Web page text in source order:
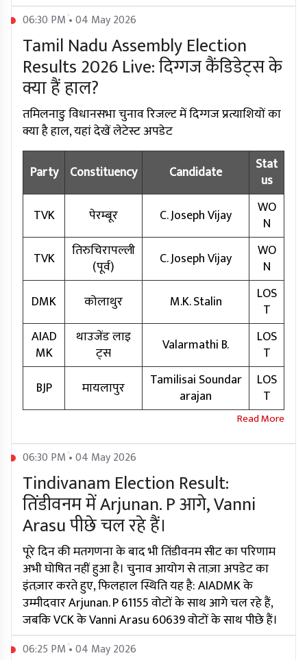
06:30 PM • 04 May 2026
Tamil Nadu Assembly Election
Results 2026 Live: दिग्गज कैंडिडेट्स के
क्या हैं हाल?
तमिलनाडु विधानसभा चुनाव रिजल्ट में दिग्गज प्रत्याशियों का
क्या है हाल, यहां देखें लेटेस्ट अपडेट
Party
Constituency Candidate
Stat
us
TVK
पेरम्बूर C. Joseph Vijay
WO
N
TVK
तिरुचिरापल्ली
(पूर्व)
C. Joseph Vijay
WO
N
DMK
कोलाथुर M.K. Stalin
LOS
T
AIAD
MK
थाउजेंड लाइ
ट्स
Valarmathi B.
LOS
T
BJP
मायलापुर
Tamilisai Soundar
arajan
LOS
T
06:30 PM • 04 May 2026
Tindivanam Election Result:
तिंडीवनम में Arjunan. P आगे, Vanni
Arasu पीछे चल रहे हैं।
पूरे दिन की मतगणना के बाद भी तिंडीवनम सीट का परिणाम
अभी घोषित नहीं हुआ है। चुनाव आयोग से ताज़ा अपडेट का
इंतज़ार करते हुए, फिलहाल स्थिति यह है: AIADMK के
उम्मीदवार Arjunan. P 61155 वोटों के साथ आगे चल रहे हैं,
जबकि VCK के Vanni Arasu 60639 वोटों के साथ पीछे हैं।
06:25 PM • 04 May 2026